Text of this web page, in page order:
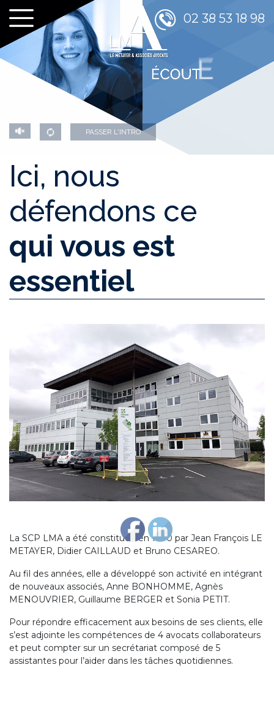
02 38 53 18 98
PASSER L'INTRO
Ici, nous
défendons ce
qui vous est
essentiel
La SCP LMA a été constituée en 1990 par Jean François LE
METAYER, Didier CAILLAUD et Bruno CESAREO.
Au fil des années, elle a développé son activité en intégrant
de nouveaux associés, Anne BONHOMME, Agnès
MENOUVRIER, Guillaume BERGER et Sonia PETIT.
Pour répondre efficacement aux besoins de ses clients, elle
s’est adjointe les compétences de 4 avocats collaborateurs
et peut compter sur un secrétariat composé de 5
assistantes pour l’aider dans les tâches quotidiennes.